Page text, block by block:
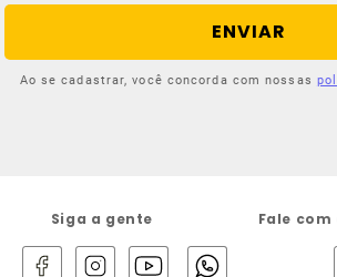
ENVIAR
Ao se cadastrar, você concorda com nossas
Siga a gente Fale